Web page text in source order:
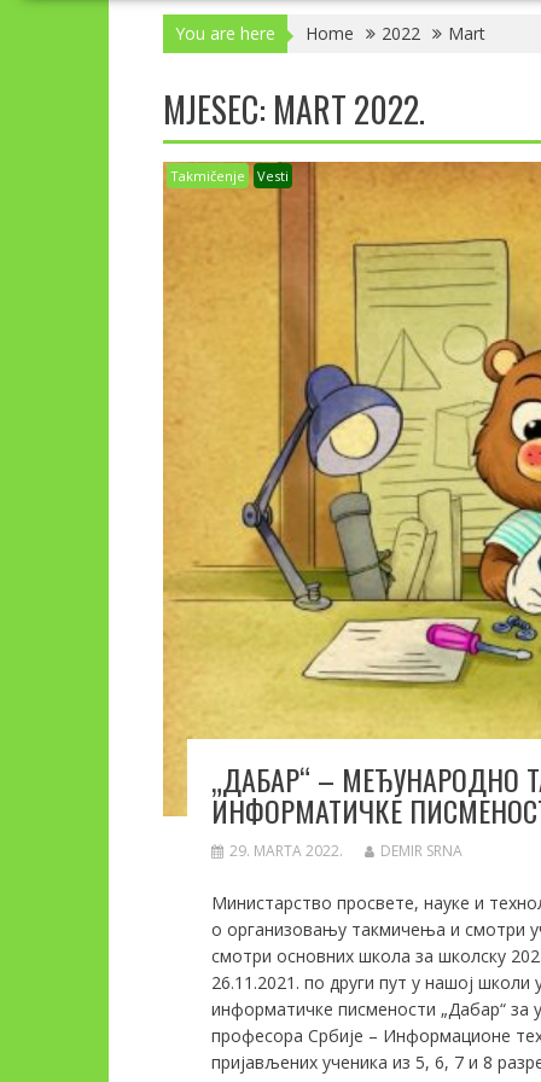
You are here Home 2022 Mart
MJESEC: MART 2022.
Takmičenje Vesti
„ДАБАР“ – МЕЂУНАРОДНО
ИНФОРМАТИЧКЕ
29. MARTA 2022. DEMIR SRNA
Министарство просвете, науке и
о организовању такмичења и смотри
смотри основних школа за школску
26.11.2021. по други пут у нашој
информатичке писмености „Дабар“ за
професора Србије – Информационе
пријављених ученика из 5, 6, 7 и 8